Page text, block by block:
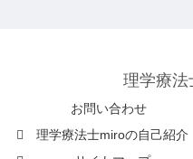
理学療法
お問い合わせ
理学療法士miroの自己紹介